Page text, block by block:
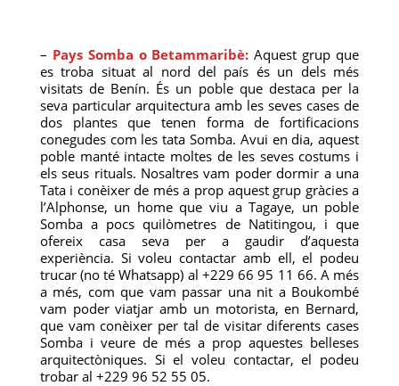
– Pays Somba o Betammaribè: Aquest grup que
es troba situat al nord del país és un dels més
visitats de Benín. És un poble que destaca per la
seva particular arquitectura amb les seves cases de
dos plantes que tenen forma de fortificacions
conegudes com les tata Somba. Avui en dia, aquest
poble manté intacte moltes de les seves costums i
els seus rituals. Nosaltres vam poder dormir a una
Tata i conèixer de més a prop aquest grup gràcies a
l’Alphonse, un home que viu a Tagaye, un poble
Somba a pocs quilòmetres de Natitingou, i que
ofereix casa seva per a gaudir d’aquesta
experiència. Si voleu contactar amb ell, el podeu
trucar (no té Whatsapp) al +229 66 95 11 66. A més
a més, com que vam passar una nit a Boukombé
vam poder viatjar amb un motorista, en Bernard,
que vam conèixer per tal de visitar diferents cases
Somba i veure de més a prop aquestes belleses
arquitectòniques. Si el voleu contactar, el podeu
trobar al +229 96 52 55 05.